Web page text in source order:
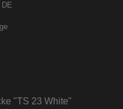
"TS 23 White"